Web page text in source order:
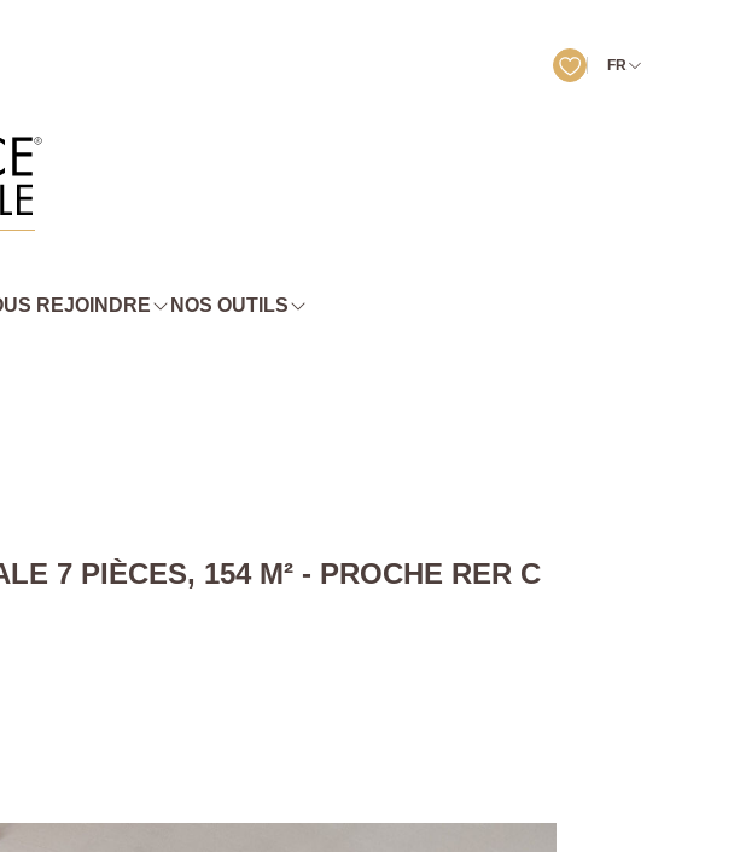
FR
REJOINDRE NOS OUTILS
7 PIÈCES, 154 M² - PROCHE RER C